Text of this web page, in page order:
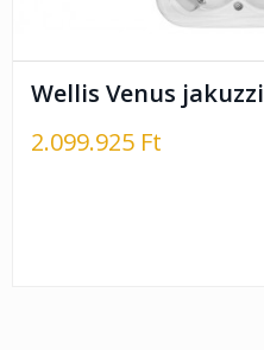
Wellis Venus jakuzzi
2.099.925 Ft